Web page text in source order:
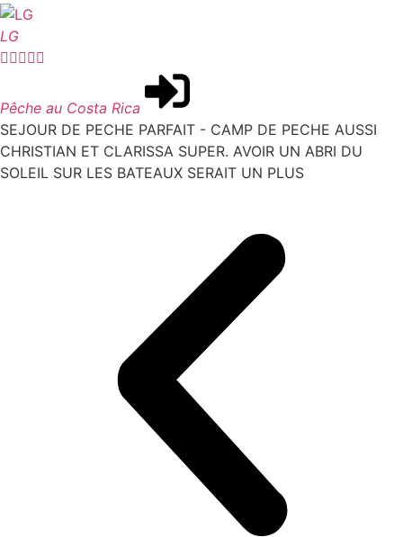
LG

Pêche au Costa Rica
SEJOUR DE PECHE PARFAIT - CAMP DE PECHE AUSSI
CHRISTIAN ET CLARISSA SUPER. AVOIR UN ABRI DU
SOLEIL SUR LES BATEAUX SERAIT UN PLUS